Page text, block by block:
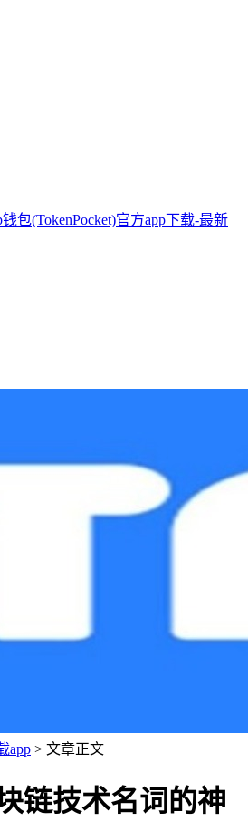
app > 文章正文
链技术名词的神